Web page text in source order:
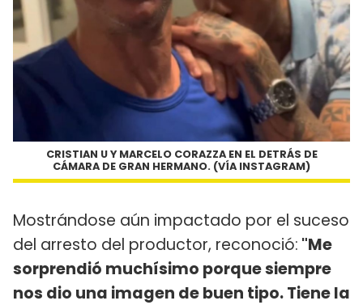
CRISTIAN U Y MARCELO CORAZZA EN EL DETRÁS DE
CÁMARA DE GRAN HERMANO. (VÍA INSTAGRAM)
Mostrándose aún impactado por el suceso
del arresto del productor, reconoció: "Me
sorprendió muchísimo porque siempre
nos dio una imagen de buen tipo. Tiene la